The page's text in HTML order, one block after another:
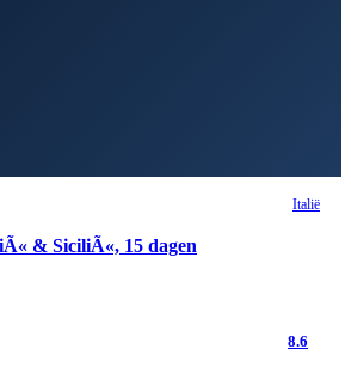
Italië
& SiciliÃ«, 15 dagen
8.6